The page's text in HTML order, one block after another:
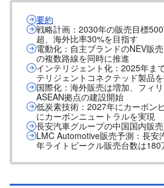
要約
戦略計画：2030年の販売目標
超、海外比率30%を目指す
電動化：自主ブランドのNEV販
の複数路線を同時に推進
インテリジェント化：2025年ま
テリジェントコネクテッド製品
国際化：海外販売は増加、フィリ
ASEAN拠点の建設開始
低炭素技術：2027年にカーボン
にカーボンニュートラルを実現
長安汽車グループの中国国内販売
LMC Automotive販売予測：長安
年ライトビークル販売台数は180